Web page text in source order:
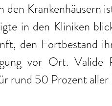
den Krankenhäusern
in den Kliniken
den Fortbestand
vor Ort. Valide
rund 50 Prozent